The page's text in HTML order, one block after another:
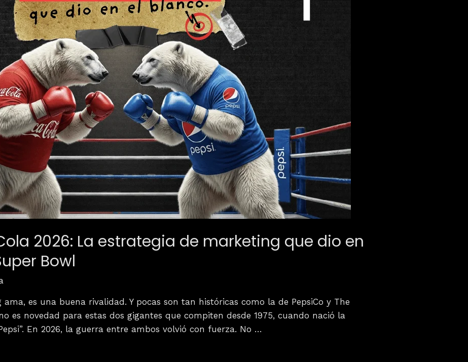
2026: La estrategia de marketing que dio en
Bowl
es una buena rivalidad. Y pocas son tan históricas como la de PepsiCo y The
es novedad para estas dos gigantes que compiten desde 1975, cuando nació la
En 2026, la guerra entre ambos volvió con fuerza. No …